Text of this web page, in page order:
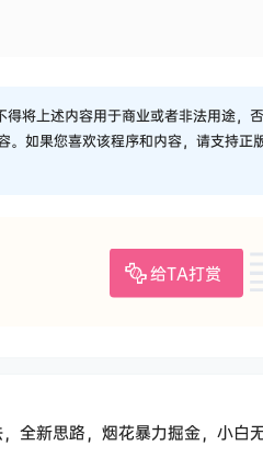
将上述内容用于商业或者非法用途，
如果您喜欢该程序和内容，请支持正
给TA打赏
全新思路，烟花暴力掘金，小白